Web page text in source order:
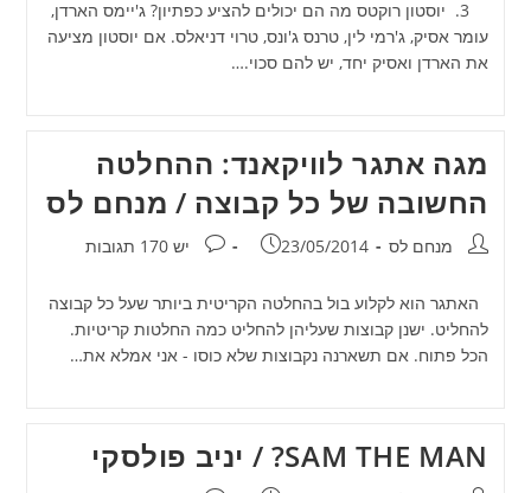
3. יוסטון רוקטס מה הם יכולים להציע כפתיון? ג'יימס הארדן,
עומר אסיק, ג'רמי לין, טרנס ג'ונס, טרוי דניאלס. אם יוסטון מציעה
את הארדן ואסיק יחד, יש להם סכוי.…
מגה אתגר לוויקאנד: ההחלטה
החשובה של כל קבוצה / מנחם לס
מחבר:מנחם לס פורסם:
23/05/2014 תגובות:
יש 170 תגובות
האתגר הוא לקלוע בול בהחלטה הקריטית ביותר שעל כל קבוצה
להחליט. ישנן קבוצות שעליהן להחליט כמה החלטות קריטיות.
הכל פתוח. אם תשארנה נקבוצות שלא כוסו - אני אמלא את…
SAM THE MAN? / יניב פולסקי